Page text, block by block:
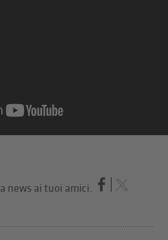
news ai tuoi amici.